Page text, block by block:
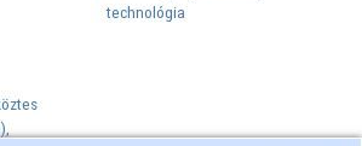
technológia